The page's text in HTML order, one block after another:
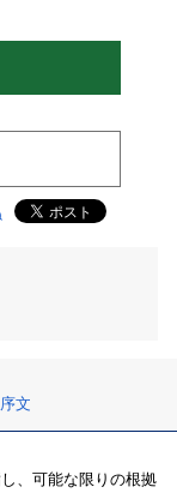
序文
、可能な限りの根拠